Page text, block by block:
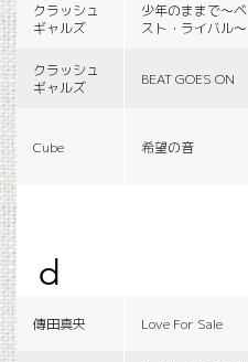
クラッシュ
ギャルズ
少年のままで〜ベ
スト・ライバル〜
クラッシュ
ギャルズ
BEAT GOES ON
Cube 希望の音
d
傳田真央 Love For Sale